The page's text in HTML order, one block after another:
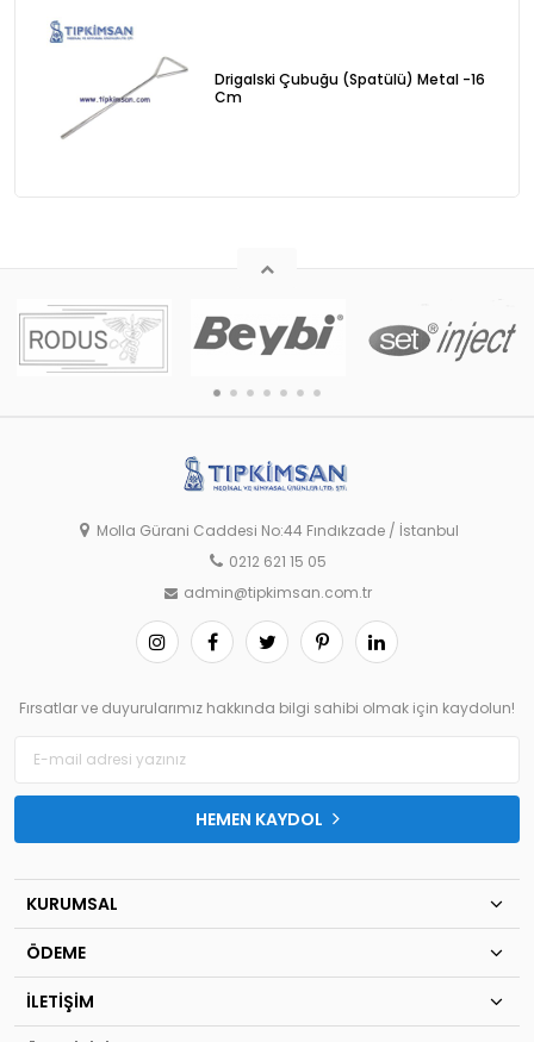
Drigalski Çubuğu (Spatülü) Metal -16
Cm
Molla Gürani Caddesi No:44 Fındıkzade / İstanbul
0212 621 15 05
admin@tipkimsan.com.tr
Fırsatlar ve duyurularımız hakkında bilgi sahibi olmak için kaydolun!
HEMEN KAYDOL
KURUMSAL
ÖDEME
İLETİŞİM